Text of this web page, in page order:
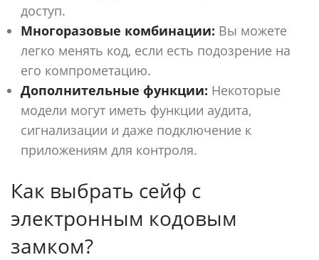
доступ.
Многоразовые комбинации: Вы можете
легко менять код, если есть подозрение на
его компрометацию.
Дополнительные функции: Некоторые
модели могут иметь функции аудита,
сигнализации и даже подключение к
приложениям для контроля.
Как выбрать сейф с
электронным кодовым
замком?